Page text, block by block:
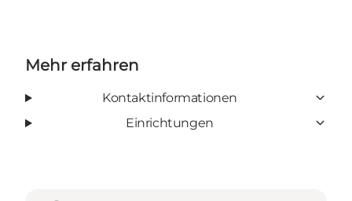
Mehr erfahren
Kontaktinformationen
Einrichtungen